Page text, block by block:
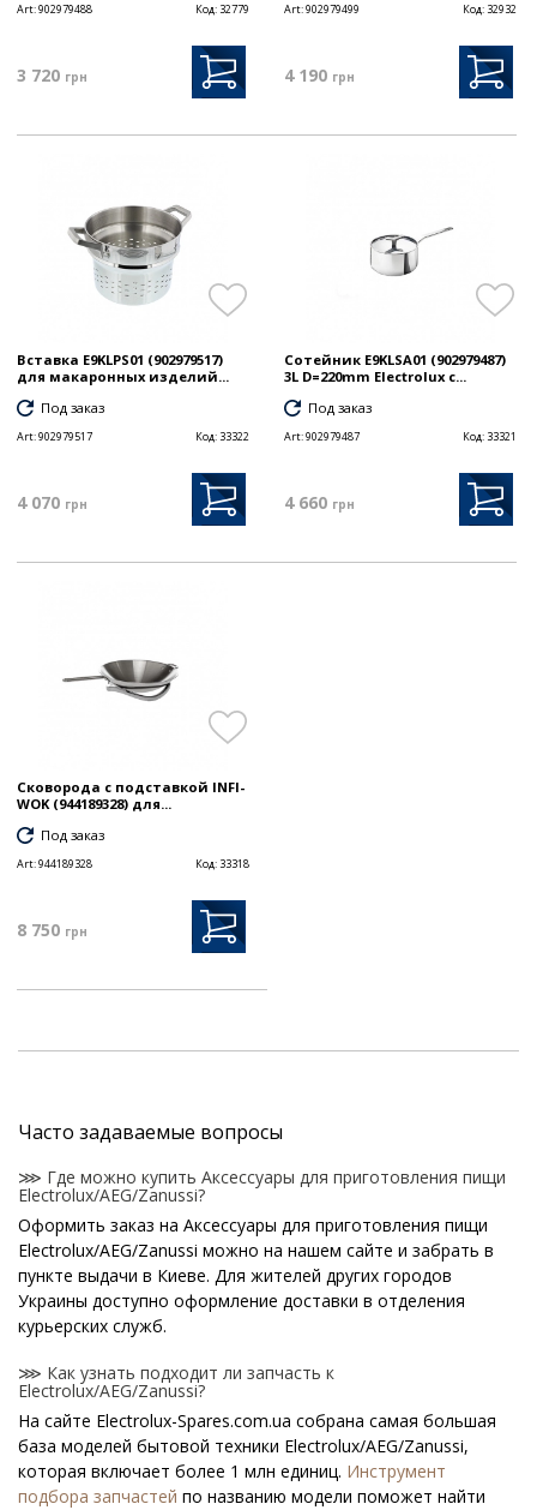
Art:902979488 Код: 32779
3 720 грн
Art:902979499 Код: 32932
4 190 грн
Вставка E9KLPS01 (902979517)
для макаронных изделий...
Под заказ
Art:902979517 Код: 33322
4 070 грн
Сотейник E9KLSA01 (902979487)
3L D=220mm Electrolux с...
Под заказ
Art:902979487 Код: 33321
4 660 грн
Сковорода с подставкой INFI-
WOK (944189328) для...
Под заказ
Art:944189328 Код: 33318
8 750 грн
Часто задаваемые вопросы
⋙ Где можно купить Аксессуары для приготовления пищи
Electrolux/AEG/Zanussi?
Оформить заказ на Аксессуары для приготовления пищи
Electrolux/AEG/Zanussi можно на нашем сайте и забрать в
пункте выдачи в Киеве. Для жителей других городов
Украины доступно оформление доставки в отделения
курьерских служб.
⋙ Как узнать подходит ли запчасть к
Electrolux/AEG/Zanussi?
На сайте Electrolux-Spares.com.ua собрана самая большая
база моделей бытовой техники Electrolux/AEG/Zanussi,
которая включает более 1 млн единиц. Инструмент
подбора запчастей по названию модели поможет найти